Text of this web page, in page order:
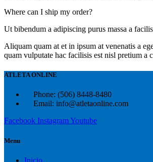
Where can I ship my order?
Ut bibendum a adipiscing purus massa a
Aliquam quam at et in ipsum at venenatis a
quam vulputate hac facilisis est nisl pretium a
ATLETA ONLINE
Phone: (506) 8448-8480
Email: info@atletaonline.com
Facebook InstagramYoutube
Menu
Inicio